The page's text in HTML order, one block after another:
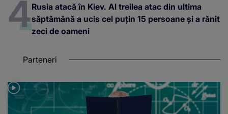
Rusia atacă în Kiev. Al treilea atac din ultima
săptămână a ucis cel puțin 15 persoane și a rănit
zeci de oameni
Parteneri